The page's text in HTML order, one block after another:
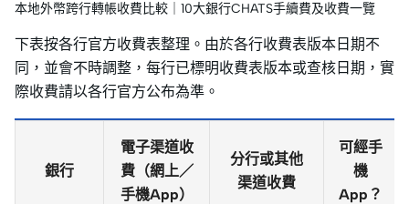
本地外幣跨行轉帳收費比較｜10大銀行CHATS手續費及收費一覽
下表按各行官方收費表整理。由於各行收費表版本日期不
同，並會不時調整，每行已標明收費表版本或查核日期，實
際收費請以各行官方公布為準。
銀行
電子渠道收
費（網上／
手機App）
分行或其他
渠道收費
可經手
機
App？